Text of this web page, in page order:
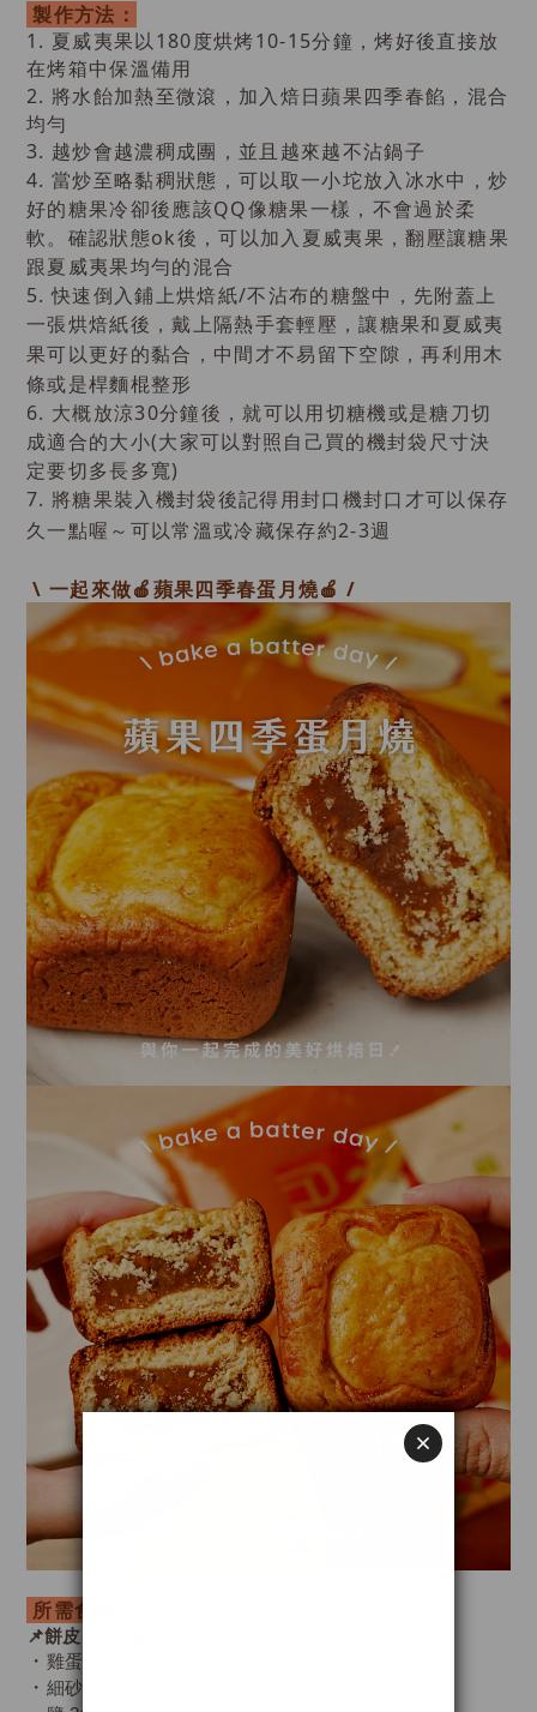
製作方法：
1. 夏威夷果以180度烘烤10-15分鐘，烤好後直接放
在烤箱中保溫備用
2. 將水飴加熱至微滾，加入焙日蘋果四季春餡，混合
均勻
3. 越炒會越濃稠成團，並且越來越不沾鍋子
4. 當炒至略黏稠狀態，可以取一小坨放入冰水中，炒
好的糖果冷卻後應該QQ像糖果一樣，不會過於柔
軟。 確認狀態ok後，可以加入 夏威夷果 ，翻壓讓糖果
跟夏威夷果均勻的混合
5. 快速倒入鋪上烘焙紙/不沾布的糖盤中，先附蓋上
一張烘焙紙後，戴上隔熱手套輕壓，讓糖果和 夏威夷
果可以更好的黏合，中間才不易留下空隙，再利用木
條或是桿麵棍整形
6. 大概放涼30分鐘後，就可以用切糖機或是糖刀切
成適合的大小(大家可以對照自己買的機封袋尺寸決
定要切多長多寬)
7. 將糖果裝入機封袋後記得用封口機封口才可以保存
久一點喔～可以常溫或冷藏保存約2-3週
\ 一起來做🍎蘋果四季春蛋月燒🍎 /
所需食材
📌餅皮 (45g/個)
・雞蛋液 80g
・細砂糖 70g